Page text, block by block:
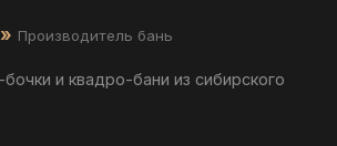
Производитель бань
и квадро-бани из сибирского